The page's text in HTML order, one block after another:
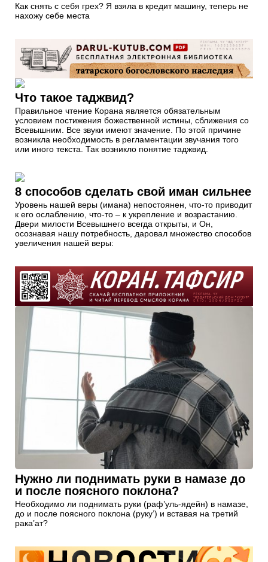
Как снять с себя грех? Я взяла в кредит машину, теперь не
нахожу себе места
Что такое таджвид?
Правильное чтение Корана является обязательным
условием постижения божественной истины, сближения со
Всевышним. Все звуки имеют значение. По этой причине
возникла необходимость в регламентации звучания того
или иного текста. Так возникло понятие таджвид.
8 способов сделать свой иман сильнее
Уровень нашей веры (имана) непостоянен, что-то приводит
к его ослаблению, что-то – к укрепление и возрастанию.
Двери милости Всевышнего всегда открыты, и Он,
осознавая нашу потребность, даровал множество способов
увеличения нашей веры:
Нужно ли поднимать руки в намазе до
и после поясного поклона?
Необходимо ли поднимать руки (раф’уль-ядейн) в намазе,
до и после поясного поклона (руку’) и вставая на третий
рака’ат?